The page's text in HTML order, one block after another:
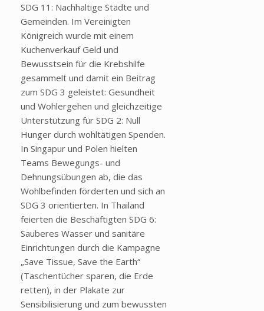
SDG 11: Nachhaltige Städte und
Gemeinden. Im Vereinigten
Königreich wurde mit einem
Kuchenverkauf Geld und
Bewusstsein für die Krebshilfe
gesammelt und damit ein Beitrag
zum SDG 3 geleistet: Gesundheit
und Wohlergehen und gleichzeitige
Unterstützung für SDG 2: Null
Hunger durch wohltätigen Spenden.
In Singapur und Polen hielten
Teams Bewegungs- und
Dehnungsübungen ab, die das
Wohlbefinden förderten und sich an
SDG 3 orientierten. In Thailand
feierten die Beschäftigten SDG 6:
Sauberes Wasser und sanitäre
Einrichtungen durch die Kampagne
„Save Tissue, Save the Earth“
(Taschentücher sparen, die Erde
retten), in der Plakate zur
Sensibilisierung und zum bewussten